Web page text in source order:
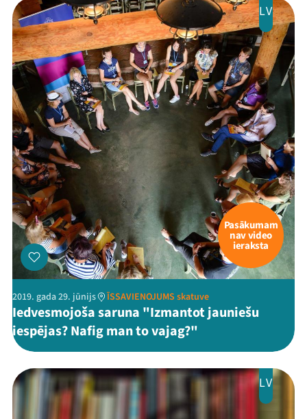
LV
Pasākumam
nav video
ieraksta
2019. gada 29. jūnijs ĪSSAVIENOJUMS skatuve
Iedvesmojoša saruna "Izmantot jauniešu
iespējas? Nafig man to vajag?"
LV